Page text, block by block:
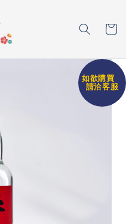
如欲購買
請洽客服